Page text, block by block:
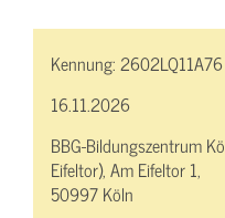
Kennung:2602LQ11A76
16.11.2026
BBG-Bildungszentrum
Eifeltor), Am Eifeltor 1,
50997 Köln